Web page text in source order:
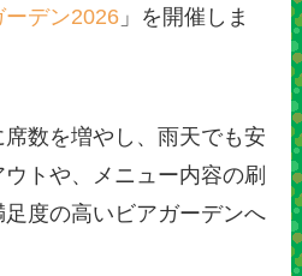
ーデン2026 」を開催しま
数を増やし、雨天でも安
トや、メニュー内容の刷
度の高いビアガーデンへ